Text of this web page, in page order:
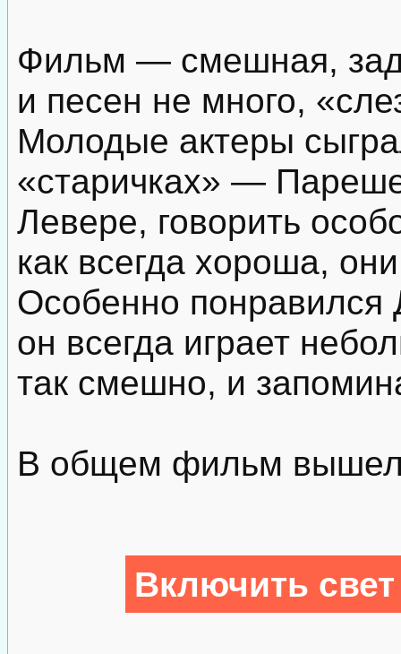
Фильм — смешная,
и песен не много,
Молодые актеры
«старичках» —
Левере, говорить
как всегда хороша,
Особенно
он всегда играет
так смешно, и
В общем фильм вышел
Включить